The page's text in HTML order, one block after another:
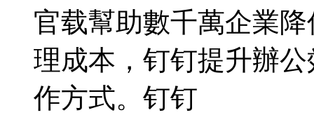
官载幫助數千萬企業
理成本，钉钉提升辦
作方式。钉钉